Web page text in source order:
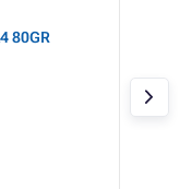
80GR